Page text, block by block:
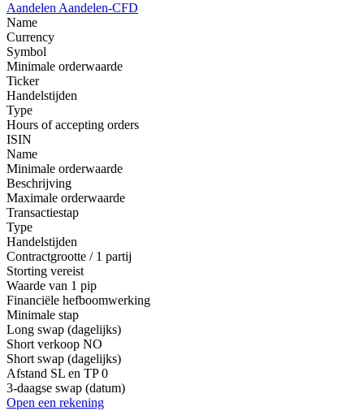
Aandelen Aandelen-CFD
Name
Currency
Symbol
Minimale orderwaarde
Ticker
Handelstijden
Type
Hours of accepting orders
ISIN
Name
Minimale orderwaarde
Beschrijving
Maximale orderwaarde
Transactiestap
Type
Handelstijden
Contractgrootte / 1 partij
Storting vereist
Waarde van 1 pip
Financiële hefboomwerking
Minimale stap
Long swap (dagelijks)
Short verkoop NO
Short swap (dagelijks)
Afstand SL en TP 0
3-daagse swap (datum)
Open een rekening